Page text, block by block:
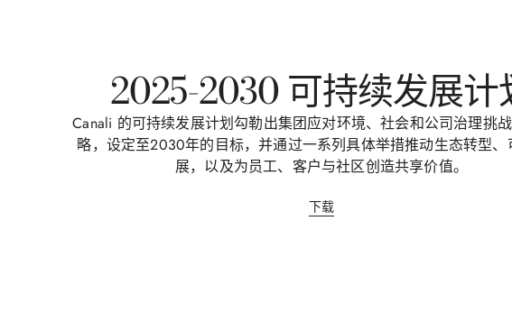
2025-2030 可持续发展计
Canali 的可持续发展计划勾勒出集团应对环境、社会和公司治理挑
略，设定至2030年的目标，并通过一系列具体举措推动生态转型、
展，以及为员工、客户与社区创造共享价值。
下载